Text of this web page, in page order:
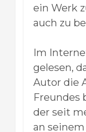
ein Werk
auch zu
Im
gelesen,
Autor die
Freundes
der seit
an